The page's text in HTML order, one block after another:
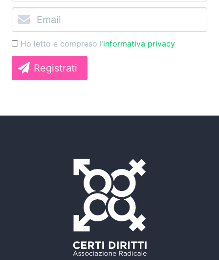
Ho letto e compreso l’informativa privacy
Registrati